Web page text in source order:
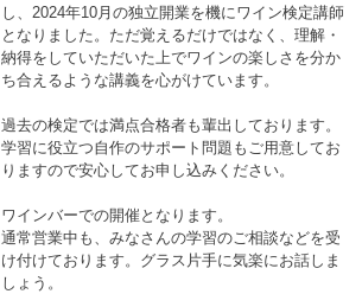
し、2024年10月の独立開業を機にワイン検定講師
となりました。ただ覚えるだけではなく、理解・
納得をしていただいた上でワインの楽しさを分か
ち合えるような講義を心がけています。
過去の検定では満点合格者も輩出しております。
学習に役立つ自作のサポート問題もご用意してお
りますので安心してお申し込みください。
ワインバーでの開催となります。
通常営業中も、みなさんの学習のご相談などを受
け付けております。グラス片手に気楽にお話しま
しょう。